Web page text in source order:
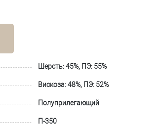
Шерсть: 45%, ПЭ: 55%
Вискоза: 48%, ПЭ: 52%
Полуприлегающий
П-350